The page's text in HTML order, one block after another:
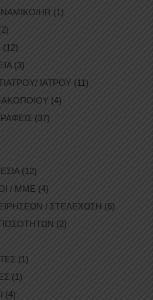
HR (1)
(12)
(3)
ΙΑΤΡΟΥ (11)
(4)
(37)
(12)
/ ΜΜΕ (4)
/ ΣΤΕΛΕΧΩΣΗ (6)
(2)
(1)
(1)
(4)